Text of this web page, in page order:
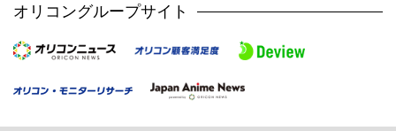
オリコングループサイト